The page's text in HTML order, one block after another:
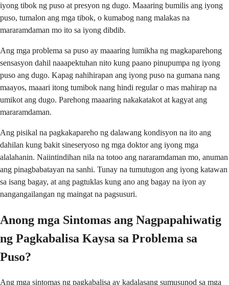
iyong tibok ng puso at presyon ng dugo. Maaaring bumilis ang iyong
puso, tumalon ang mga tibok, o kumabog nang malakas na
mararamdaman mo ito sa iyong dibdib.
Ang mga problema sa puso ay maaaring lumikha ng magkaparehong
sensasyon dahil naaapektuhan nito kung paano pinupumpa ng iyong
puso ang dugo. Kapag nahihirapan ang iyong puso na gumana nang
maayos, maaari itong tumibok nang hindi regular o mas mahirap na
umikot ang dugo. Parehong maaaring nakakatakot at kagyat ang
mararamdaman.
Ang pisikal na pagkakapareho ng dalawang kondisyon na ito ang
dahilan kung bakit sineseryoso ng mga doktor ang iyong mga
alalahanin. Naiintindihan nila na totoo ang nararamdaman mo, anuman
ang pinagbabatayan na sanhi. Tunay na tumutugon ang iyong katawan
sa isang bagay, at ang pagtuklas kung ano ang bagay na iyon ay
nangangailangan ng maingat na pagsusuri.
Anong mga Sintomas ang Nagpapahiwatig
ng Pagkabalisa Kaysa sa Problema sa
Puso?
Ang mga sintomas ng pagkabalisa ay kadalasang sumusunod sa mga